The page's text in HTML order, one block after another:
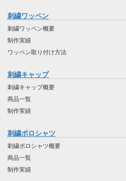
刺繍ワッペン
刺繍ワッペン概要
制作実績
ワッペン取り付け方法
刺繍キャップ
刺繍キャップ概要
商品一覧
制作実績
刺繍ポロシャツ
刺繍ポロシャツ概要
商品一覧
制作実績